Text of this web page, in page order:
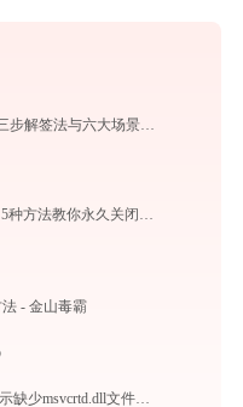
观音灵签使用指南：100签详解、三步解签法与六大场景解读
- 金山毒霸
微方摄像头监控系统 Motion.exe提示缺少msvcrtd.dll文件的解决办法